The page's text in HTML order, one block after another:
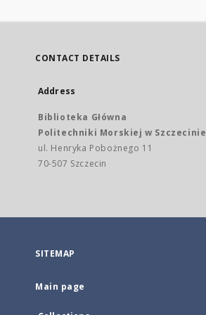
CONTACT DETAILS
Address
Biblioteka Główna
Politechniki Morskiej w Szczecinie
ul. Henryka Pobożnego 11
70-507 Szczecin
SITEMAP
Main page